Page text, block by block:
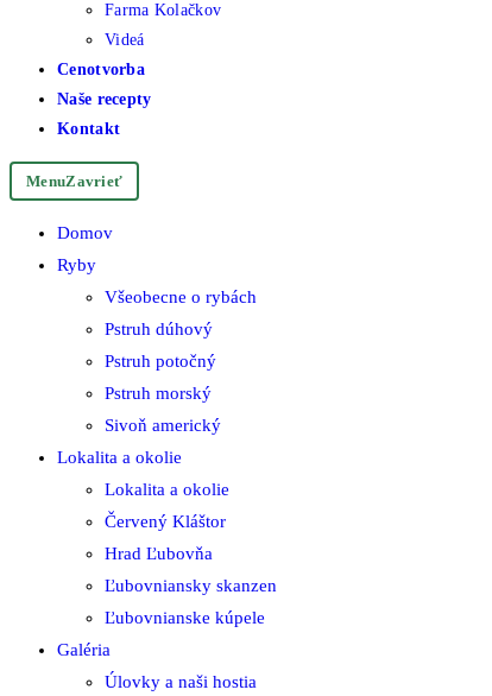
Farma Kolačkov
Videá
Cenotvorba
Naše recepty
Kontakt
MenuZavrieť
Domov
Ryby
Všeobecne o rybách
Pstruh dúhový
Pstruh potočný
Pstruh morský
Sivoň americký
Lokalita a okolie
Lokalita a okolie
Červený Kláštor
Hrad Ľubovňa
Ľubovniansky skanzen
Ľubovnianske kúpele
Galéria
Úlovky a naši hostia